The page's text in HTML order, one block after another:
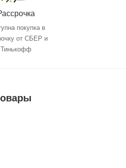
покупка в
от СБЕР и
Тинькофф